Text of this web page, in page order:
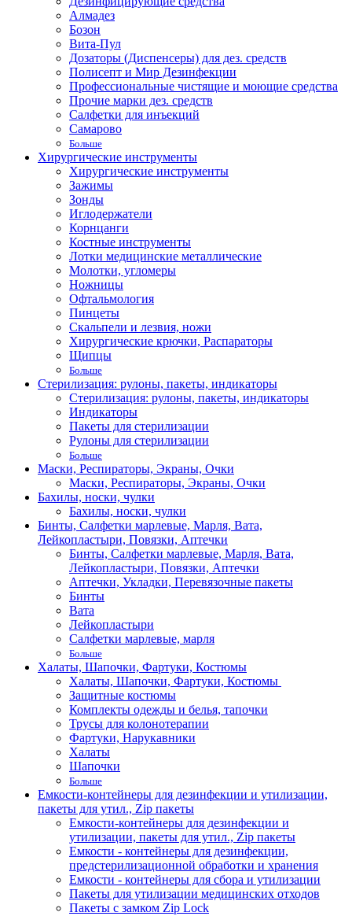
Алмадез
Бозон
Вита-Пул
Дозаторы (Диспенсеры) для дез. средств
Полисепт и Мир Дезинфекции
Профессиональные чистящие и моющие средства
Прочие марки дез. средств
Салфетки для инъекций
Самарово
Больше
Хирургические инструменты
Хирургические инструменты
Зажимы
Зонды
Иглодержатели
Корнцанги
Костные инструменты
Лотки медицинские металлические
Молотки, угломеры
Ножницы
Офтальмология
Пинцеты
Скальпели и лезвия, ножи
Хирургические крючки, Распараторы
Щипцы
Больше
Стерилизация: рулоны, пакеты, индикаторы
Стерилизация: рулоны, пакеты, индикаторы
Индикаторы
Пакеты для стерилизации
Рулоны для стерилизации
Больше
Маски, Респираторы, Экраны, Очки
Маски, Респираторы, Экраны, Очки
Бахилы, носки, чулки
Бахилы, носки, чулки
Бинты, Салфетки марлевые, Марля, Вата,
Лейкопластыри, Повязки, Аптечки
Бинты, Салфетки марлевые, Марля, Вата,
Лейкопластыри, Повязки, Аптечки
Аптечки, Укладки, Перевязочные пакеты
Бинты
Вата
Лейкопластыри
Салфетки марлевые, марля
Больше
Халаты, Шапочки, Фартуки, Костюмы
Халаты, Шапочки, Фартуки, Костюмы
Защитные костюмы
Комплекты одежды и белья, тапочки
Трусы для колонотерапии
Фартуки, Нарукавники
Халаты
Шапочки
Больше
Емкости-контейнеры для дезинфекции и утилизации,
пакеты для утил., Zip пакеты
Емкости-контейнеры для дезинфекции и
утилизации, пакеты для утил., Zip пакеты
Емкости - контейнеры для дезинфекции,
предстерилизационной обработки и хранения
Емкости - контейнеры для сбора и утилизации
Пакеты для утилизации медицинских отходов
Пакеты с замком Zip Lock